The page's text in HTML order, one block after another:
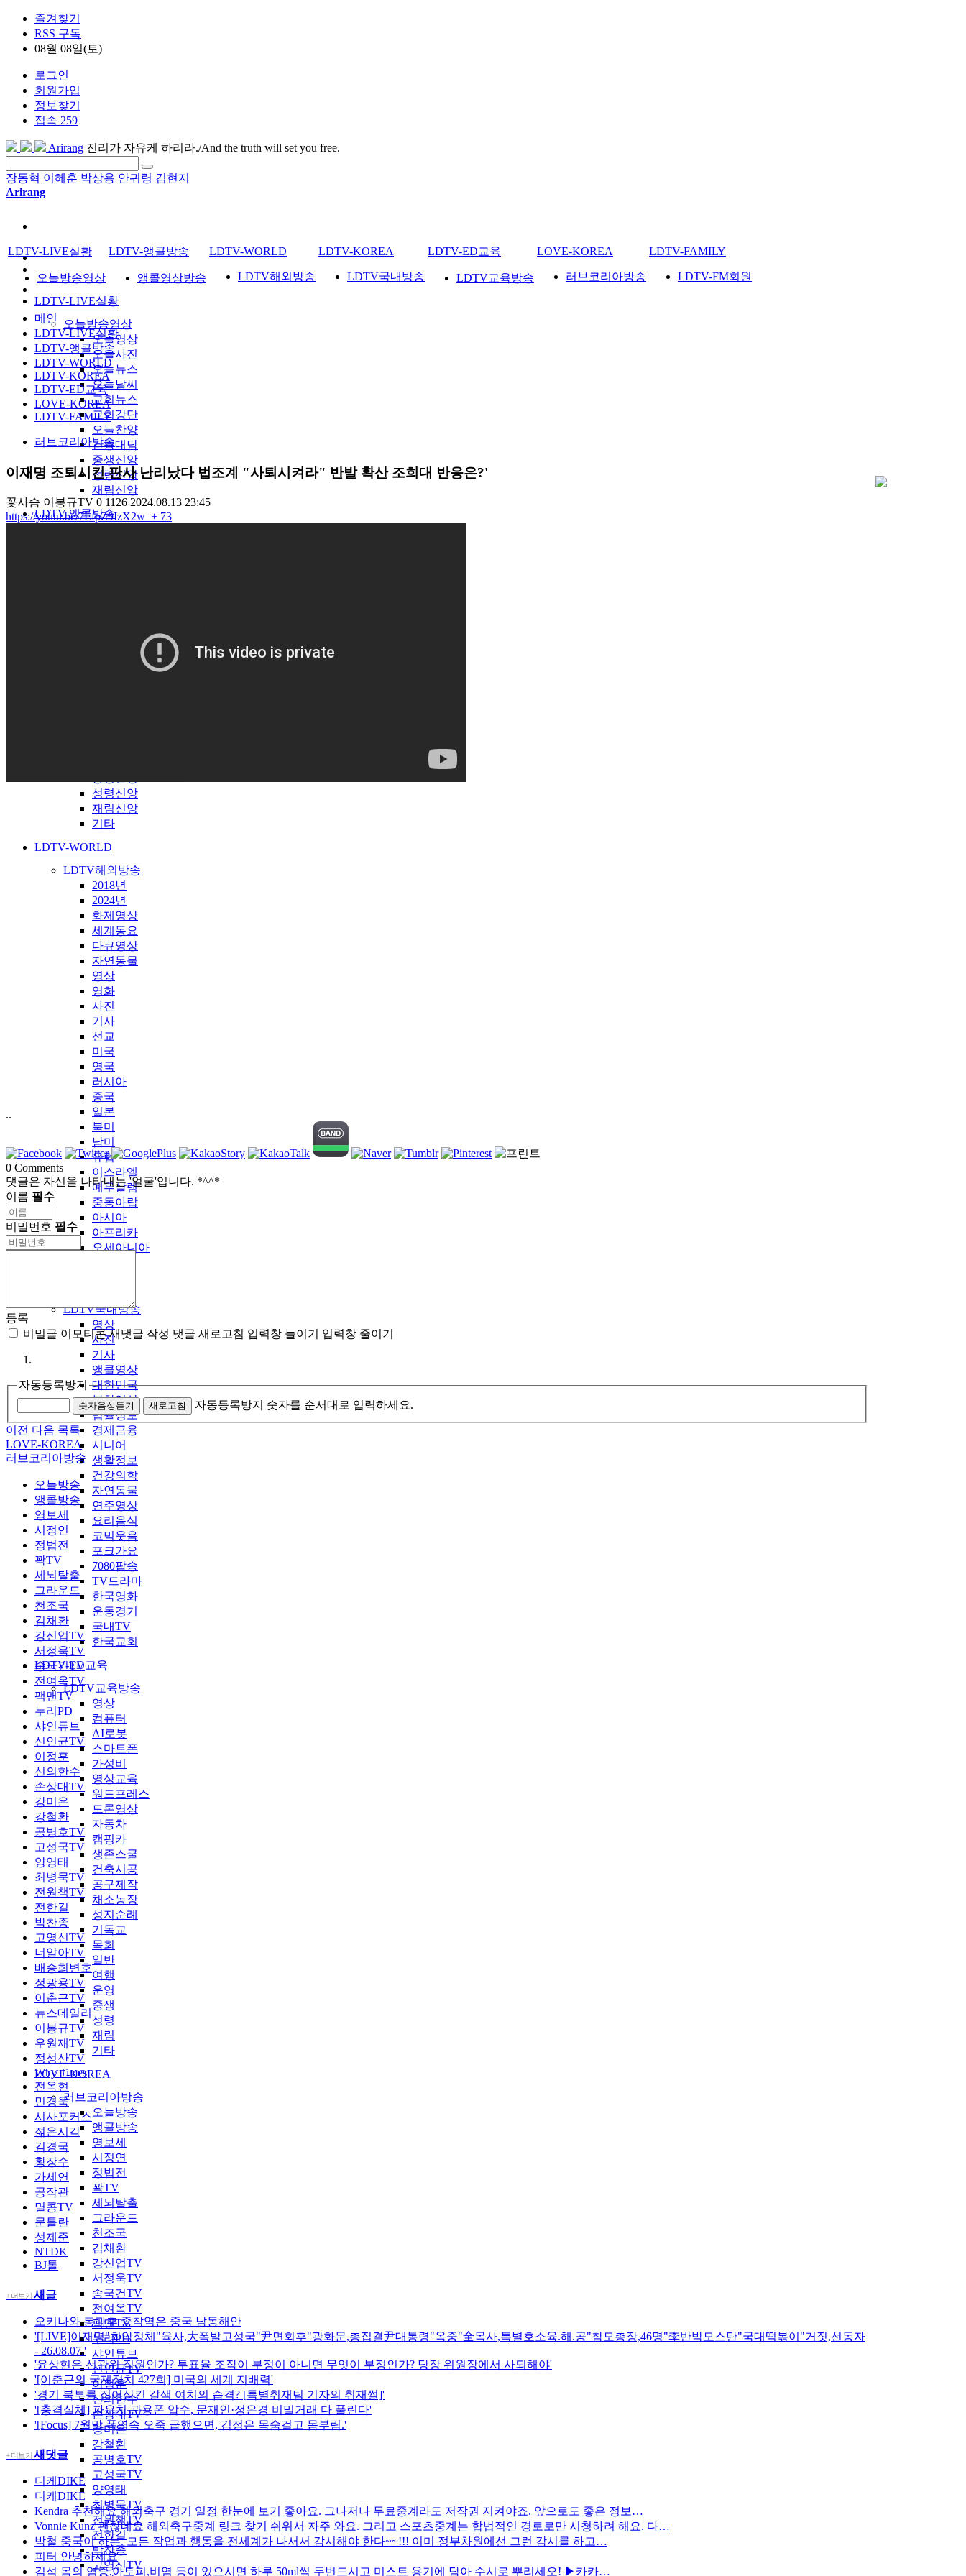
즐겨찾기
RSS 구독
08월 08일(토)
로그인
회원가입
정보찾기
접속 259
Arirang 진리가 자유케 하리라./And the truth will set you free.
장동혁 이혜훈 박상용 안귀령 김현지
Arirang
LDTV-LIVE실황
오늘방송영상
오늘영상
오늘사진
오늘뉴스
오늘날씨
교회뉴스
교회강단
오늘찬양
간증대담
중생신앙
성령신앙
재림신앙
LDTV-앵콜방송
성령신앙
재림신앙
기타
LDTV-WORLD
LDTV해외방송
2018년
2024년
화제영상
세계동요
다큐영상
자연동물
영상
영화
사진
기사
선교
미국
영국
러시아
중국
일본
북미
남미
유럽
이스라엘
예루살렘
중동아랍
아시아
아프리카
오세아니아
LDTV국내방송
영상
사진
기사
앵콜영상
대한민국
북한영상
법률정보
경제금융
시니어
생활정보
건강의학
자연동물
연주영상
요리음식
코믹웃음
포크가요
7080팝송
TV드라마
한국영화
운동경기
국내TV
한국교회
LDTV-ED교육
LDTV교육방송
영상
컴퓨터
AI로봇
스마트폰
가성비
영상교육
워드프레스
드론영상
자동차
캠핑카
생존스쿨
건축시공
공구제작
채소농장
성지순례
기독교
목회
일반
여행
운영
중생
성령
재림
기타
LOVE-KOREA
러브코리아방송
오늘방송
앵콜방송
영보세
시정연
정법전
꽉TV
세뇌탈출
그라운드
천조국
김채환
강신업TV
서정욱TV
송국건TV
전여옥TV
팩맨TV
누리PD
샤인튜브
신인균TV
이정훈
신의한수
손상대TV
강미은
강철환
공병호TV
고성국TV
양영태
최병묵TV
전원책TV
전한길
박찬종
고영신TV
LDTV-LIVE실황
오늘방송영상
LDTV-앵콜방송
앵콜영상방송
LDTV-WORLD
LDTV해외방송
LDTV-KOREA
LDTV국내방송
LDTV-ED교육
LDTV교육방송
LOVE-KOREA
러브코리아방송
LDTV-FAMILY
LDTV-FM회원
메인
LDTV-LIVE실황
LDTV-앵콜방송
LDTV-WORLD
LDTV-KOREA
LDTV-ED교육
LOVE-KOREA
LDTV-FAMILY
러브코리아방송
이재명 조퇴시킨 판사 난리났다 법조계 "사퇴시켜라" 반발 확산 조희대 반응은?'
꽃사슴 이봉규TV 0 1126 2024.08.13 23:45
https://youtu.be/7LfpZ9IzX2w + 73
..
0 Comments
댓글은 자신을 나타내는 '얼굴'입니다. *^^*
이름 필수
비밀번호 필수
등록
비밀글 이모티콘 새댓글 작성 댓글 새로고침 입력창 늘이기 입력창 줄이기
자동등록방지
숫자음성듣기 새로고침 자동등록방지 숫자를 순서대로 입력하세요.
이전 다음 목록
LOVE-KOREA
러브코리아방송
오늘방송
앵콜방송
영보세
시정연
정법전
꽉TV
세뇌탈출
그라운드
천조국
김채환
강신업TV
서정욱TV
송국건TV
전여옥TV
팩맨TV
누리PD
샤인튜브
신인균TV
이정훈
신의한수
손상대TV
강미은
강철환
공병호TV
고성국TV
양영태
최병묵TV
전원책TV
전한길
박찬종
고영신TV
너알아TV
배승희변호
정광용TV
이춘근TV
뉴스데일리
이봉규TV
우원재TV
정성산TV
Why Times
전옥현
민경욱
시사포커스
젊은시각
김경국
황장수
가세연
공작관
멸콩TV
문틀란
성제준
NTDK
BJ톨
+ 더보기새글
오키나와 통과후 종착역은 중국 남동해안
'[LIVE]이재명"최악정체"육사,大폭발고성국"尹면회후"광화문,총집결尹대통령"옥중"全목사,특별호소육.해.공"참모총장,46명"李반박모스탄"국대떡볶이"거짓,선동자
- 26.08.07.'
'윤상현은 선관위 직원인가? 투표율 조작이 부정이 아니면 무엇이 부정인가? 당장 위원장에서 사퇴해야'
'[이춘근의 국제정치 427회] 미국의 세계 지배력'
'경기 북부를 집어삼킨 갈색 여치의 습격? [특별취재팀 기자의 취재썰]'
'[충격실체] 파우치 관용폰 압수, 문재인·정은경 비밀거래 다 풀린다'
'[Focus] 7월말 폭염속 오죽 급했으면, 김정은 목숨걸고 몸부림.'
+ 더보기새댓글
디케DIKE
디케DIKE
Kendra 추천해요 해외축구 경기 일정 한눈에 보기 좋아요. 그나저나 무료중계라도 저작권 지켜야죠. 앞으로도 좋은 정보…
Vonnie Kunz괜찮네요 해외축구중계 링크 찾기 쉬워서 자주 와요. 그리고 스포츠중계는 합법적인 경로로만 시청하려 해요. 다…
박철 중국이 하는. 모든 작업과 행동을 전세계가 나서서 감시해야 한다~~!!! 이미 정부차원에선 그런 감시를 하고…
피터 안녕하세요
김석 몸의 염증,아토피,비염 등이 있으시면 하루 50ml씩 두번드시고 미스트 용기에 담아 수시로 뿌리세오! ▶카카…